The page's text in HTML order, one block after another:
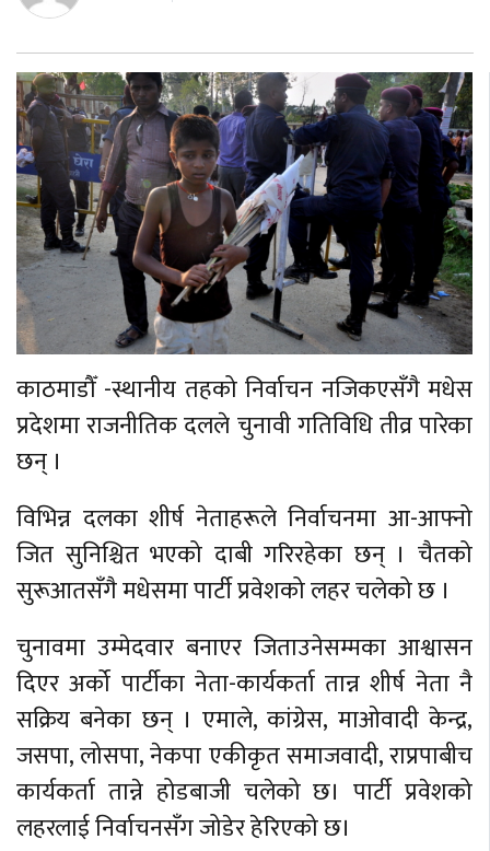
अन्य
काठमाडौँ -स्थानीय तहको निर्वाचन नजिकएसँगै मधेस
प्रदेशमा राजनीतिक दलले चुनावी गतिविधि तीव्र पारेका
छन् ।
विभिन्न दलका शीर्ष नेताहरूले निर्वाचनमा आ-आफ्नो
जित सुनिश्चित भएको दाबी गरिरहेका छन् । चैतको
सुरूआतसँगै मधेसमा पार्टी प्रवेशको लहर चलेको छ ।
चुनावमा उम्मेदवार बनाएर जिताउनेसम्मका आश्वासन
दिएर अर्को पार्टीका नेता-कार्यकर्ता तान्न शीर्ष नेता नै
सक्रिय बनेका छन् । एमाले, कांग्रेस, माओवादी केन्द्र,
जसपा, लोसपा, नेकपा एकीकृत समाजवादी, राप्रपाबीच
कार्यकर्ता तान्ने होडबाजी चलेको छ। पार्टी प्रवेशको
लहरलाई निर्वाचनसँग जोडेर हेरिएको छ।